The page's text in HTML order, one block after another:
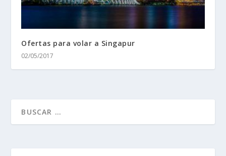
Ofertas para volar a Singapur
02/05/2017